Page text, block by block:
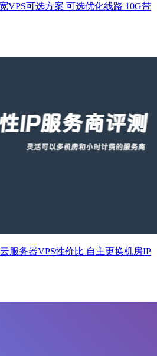
VPS可选方案 可选优化线路 10G带
服务器VPS性价比 自主更换机房IP